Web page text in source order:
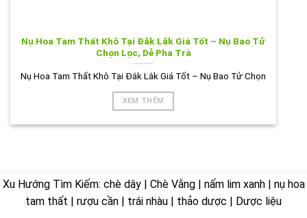
Nụ Hoa Tam Thất Khô Tại Đắk Lắk Giá Tốt – Nụ Bao Tử
Chọn Lọc, Dễ Pha Trà
Nụ Hoa Tam Thất Khô Tại Đắk Lắk Giá Tốt – Nụ Bao Tử Chọn
XEM THÊM
Xu Hướng Tìm Kiếm: chè dây | Chè Vằng | nấm lim xanh | nụ hoa
tam thất | rượu cần | trái nhàu | thảo dược | Dược liệu